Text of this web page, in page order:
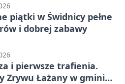
piątki w Świdnicy pełne
i dobrej zabawy
i pierwsze trafienia.
Zrywu Łażany w gminie